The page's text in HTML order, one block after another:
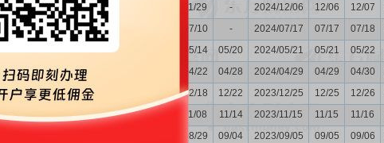
2024/12/06 2024/11/29 - 2024/12/06 12/06 12/07
2024/07/17 2024/07/10 - 2024/07/17 07/17 07/18
方案,年... 2024/05/21 2024/05/14 05/20 2024/05/21 05/21 05/22
2024/04/29 2024/04/22 04/28 2024/04/29 04/29 04/30
2023/12/25 2023/12/18 12/22 2023/12/25 12/25 12/26
2023/11/15 - 2023/11/08 11/14 2023/11/15 11/15 11/16
2023/08/29 09/04 2023/09/05 09/05 09/06